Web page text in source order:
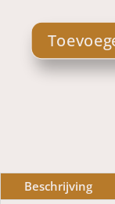
Beschrijving